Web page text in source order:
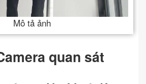
Mô tả ảnh
quan sát